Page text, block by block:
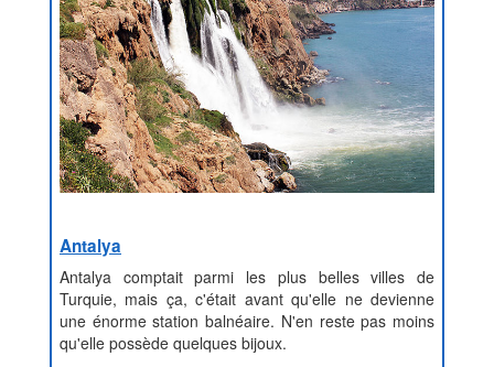
Antalya
Antalya comptait parmi les plus belles villes de
Turquie, mais ça, c'était avant qu'elle ne devienne
une énorme station balnéaire. N'en reste pas moins
qu'elle possède quelques bijoux.